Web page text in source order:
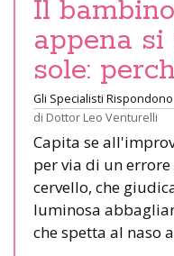
Il
appena
sole:
Gli Specialisti Rispondono
di Dottor Leo Venturelli
Capita se
per via di un
cervello, che
luminosa
che spetta al naso